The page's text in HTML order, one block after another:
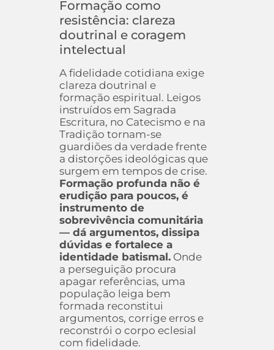
Formação como
resistência: clareza
doutrinal e coragem
intelectual
A fidelidade cotidiana exige
clareza doutrinal e
formação espiritual. Leigos
instruídos em Sagrada
Escritura, no Catecismo e na
Tradição tornam-se
guardiões da verdade frente
a distorções ideológicas que
surgem em tempos de crise.
Formação profunda não é
erudição para poucos, é
instrumento de
sobrevivência comunitária
— dá argumentos, dissipa
dúvidas e fortalece a
identidade batismal. Onde
a perseguição procura
apagar referências, uma
população leiga bem
formada reconstitui
argumentos, corrige erros e
reconstrói o corpo eclesial
com fidelidade.